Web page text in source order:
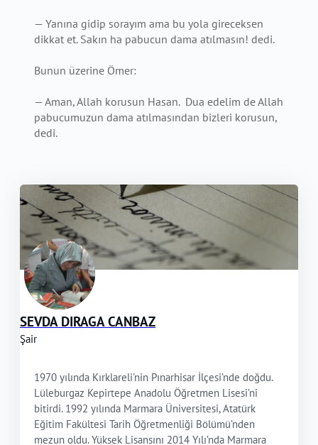
— Yanına gidip sorayım ama bu yola gireceksen
dikkat et. Sakın ha pabucun dama atılmasın! dedi.
Bunun üzerine Ömer:
— Aman, Allah korusun Hasan. Dua edelim de Allah
pabucumuzun dama atılmasından bizleri korusun,
dedi.
SEVDA DIRAGA CANBAZ
Şair
1970 yılında Kırklareli'nin Pınarhisar İlçesi’nde doğdu.
Lüleburgaz Kepirtepe Anadolu Öğretmen Lisesi’ni
bitirdi. 1992 yılında Marmara Üniversitesi, Atatürk
Eğitim Fakültesi Tarih Öğretmenliği Bölümü’nden
mezun oldu. Yüksek Lisansını 2014 Yılı’nda Marmara